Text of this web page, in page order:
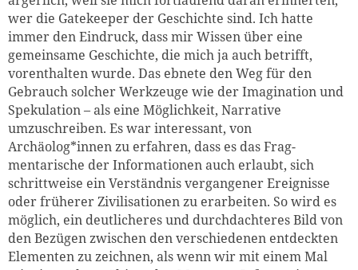
wer die Gatekeeper der Geschichte sind. Ich hatte
immer den Eindruck, dass mir Wissen über eine
gemeinsame Geschichte, die mich ja auch betrifft,
vorenthalten wurde. Das ebnete den Weg für den
Gebrauch solcher Werkzeuge wie der Imagination und
Spekulation – als eine Möglichkeit, Narrative
umzuschreiben. Es war interessant, von
Archäolog*innen zu erfahren, dass es das Frag-
mentarische der Informationen auch erlaubt, sich
schrittweise ein Verständnis vergangener Ereignisse
oder früherer Zivilisationen zu erarbeiten. So wird es
möglich, ein deutlicheres und durchdachteres Bild von
den Bezügen zwischen den verschiedenen entdeckten
Elementen zu zeichnen, als wenn wir mit einem Mal